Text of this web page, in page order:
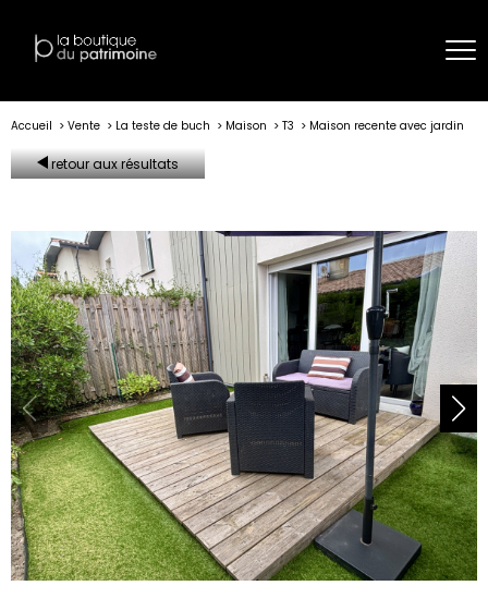
Accueil Vente La teste de buch Maison T3 Maison recente avec jardin
retour aux résultats